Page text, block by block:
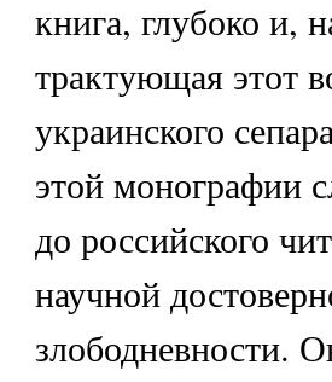
книга, глубоко и,
трактующая этот
украинского
этой монографии
до российского
научной
злободневности.